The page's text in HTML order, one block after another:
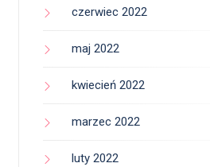
czerwiec 2022
maj 2022
kwiecień 2022
marzec 2022
luty 2022